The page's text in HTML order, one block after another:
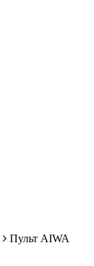
Пульт AIWA